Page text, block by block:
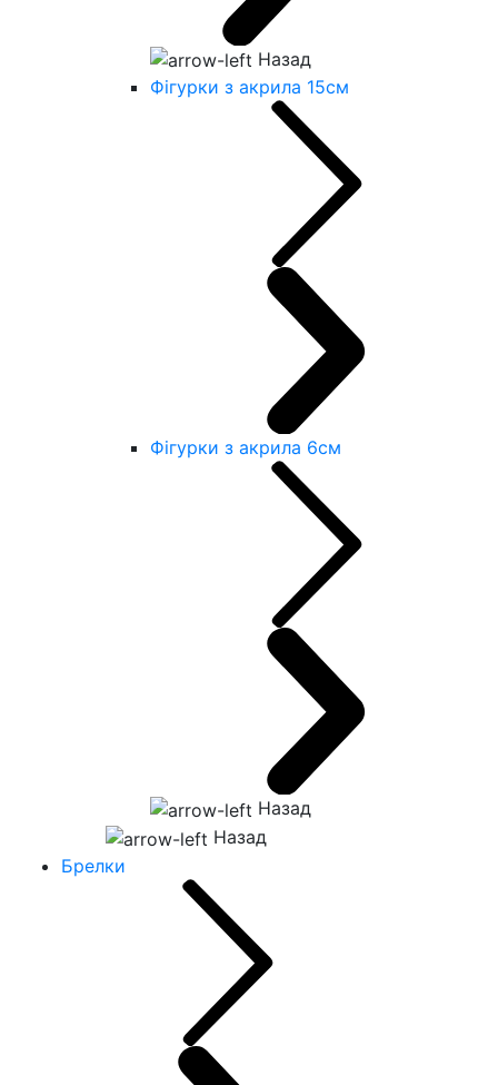
Назад
Фігурки з акрила 15см
Фігурки з акрила 6см
Назад
Назад
Брелки